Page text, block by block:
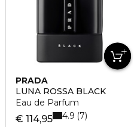
PRADA
LUNA ROSSA BLACK
Eau de Parfum
€ 114,95 4.9 7